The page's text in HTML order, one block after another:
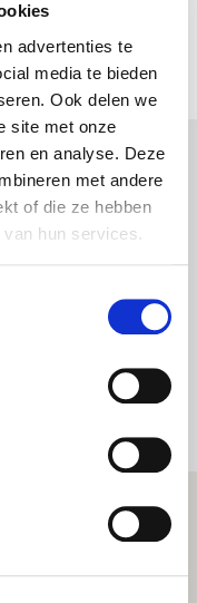
advertenties te
media te bieden
Ook delen we
site met onze
en analyse. Deze
met andere
of die ze hebben
hun services.
ons online